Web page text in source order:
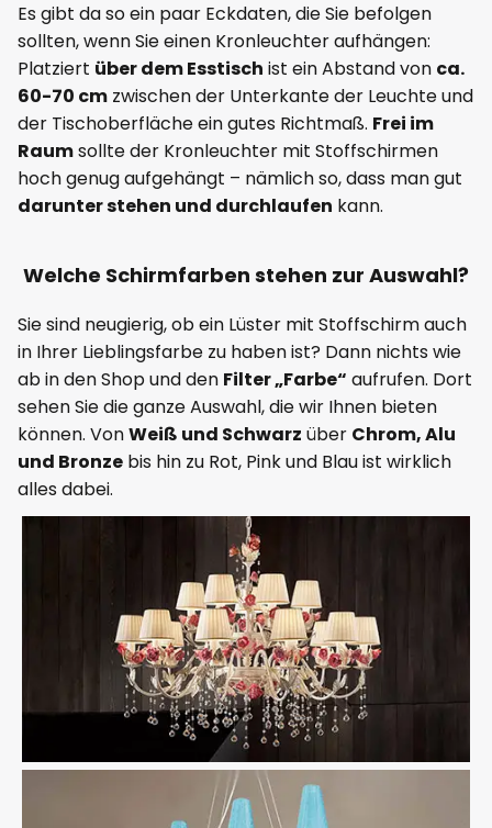
Es gibt da so ein paar Eckdaten, die Sie befolgen
sollten, wenn Sie einen Kronleuchter aufhängen:
Platziert über dem Esstisch ist ein Abstand von ca.
60-70 cm zwischen der Unterkante der Leuchte und
der Tischoberfläche ein gutes Richtmaß. Frei im
Raumsollte der Kronleuchter mit Stoffschirmen
hoch genug aufgehängt – nämlich so, dass man gut
darunter stehen und durchlaufen kann.
Welche Schirmfarben stehen zur Auswahl?
Sie sind neugierig, ob ein Lüster mit Stoffschirm auch
in Ihrer Lieblingsfarbe zu haben ist? Dann nichts wie
ab in den Shop und den Filter „Farbe“ aufrufen. Dort
sehen Sie die ganze Auswahl, die wir Ihnen bieten
können. VonWeiß und Schwarz über Chrom, Alu
und Bronze bis hin zu Rot, Pink und Blau ist wirklich
alles dabei.